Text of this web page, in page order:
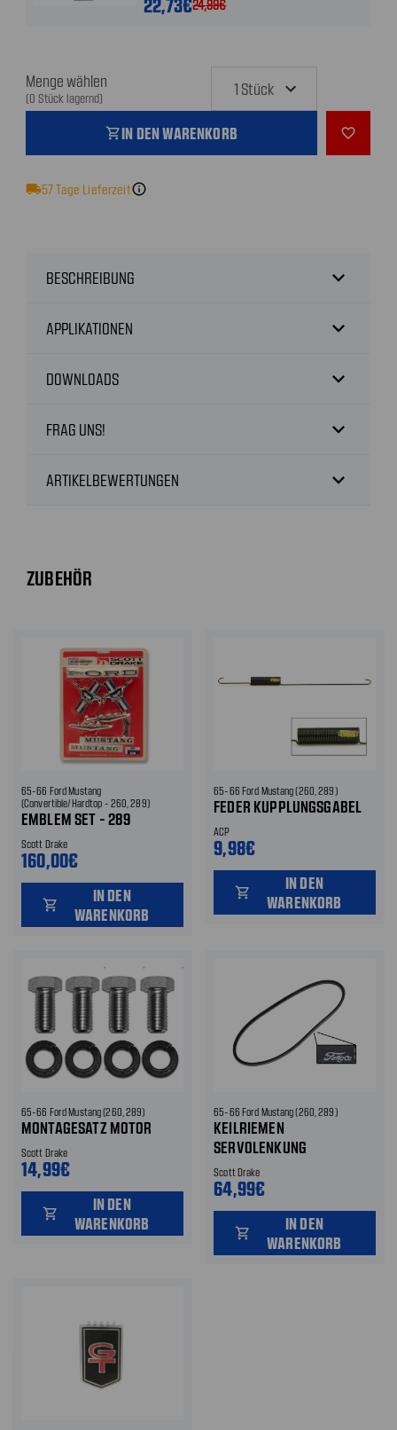
24,99€
Menge wählen
(0 Stück lagernd)
shopping_cartIN DEN WARENKORB favorite_outline
local_shipping57Tage Lieferzeitinfo
BESCHREIBUNG expand_more
APPLIKATIONEN expand_more
DOWNLOADS expand_more
FRAG UNS! expand_more
ARTIKELBEWERTUNGEN expand_more
ZUBEHÖR
65-66 Ford Mustang
(Convertible/Hardtop - 260, 289)
EMBLEM SET - 289
Scott Drake
160,00€
shopping_cart
IN DEN
WARENKORB
65-66 Ford Mustang (260, 289)
FEDER KUPPLUNGSGABEL
ACP
9,98€
shopping_cart
IN DEN
WARENKORB
65-66 Ford Mustang (260, 289)
MONTAGESATZ MOTOR
Scott Drake
14,99€
shopping_cart
IN DEN
WARENKORB
65-66 Ford Mustang (260, 289)
KEILRIEMEN
SERVOLENKUNG
Scott Drake
64,99€
shopping_cart
IN DEN
WARENKORB